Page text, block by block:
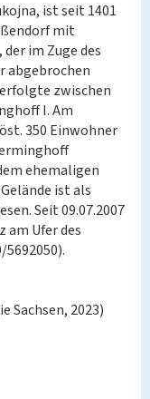
ist seit 1401
mit
im Zuge des
abgebrochen
zwischen
I. Am
350 Einwohner
ehemaligen
ist als
Seit 09.07.2007
Ufer des
Sachsen, 2023)